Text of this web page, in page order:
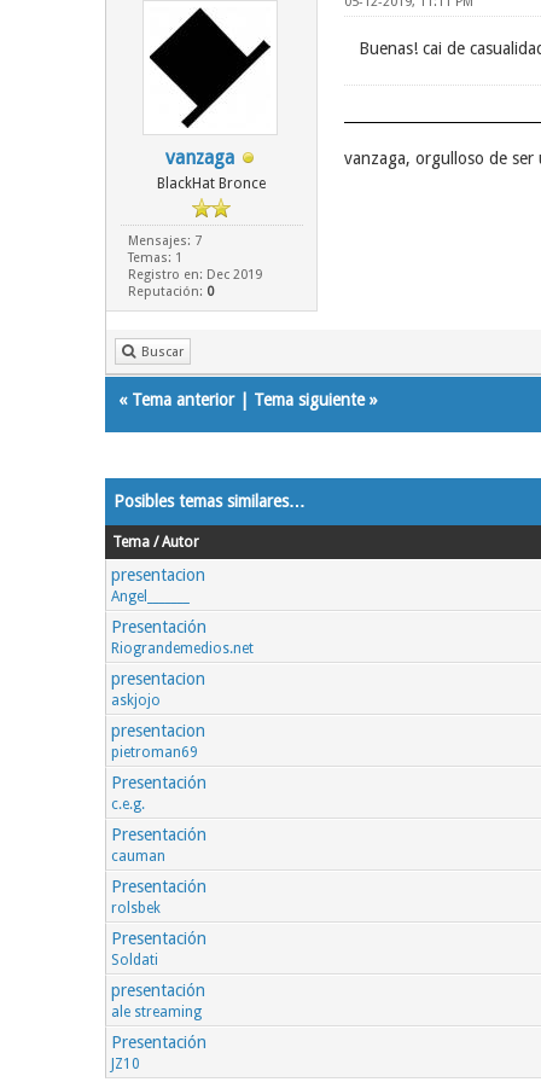
vanzaga
BlackHat Bronce
Mensajes: 7
Temas: 1
Registro en: Dec 2019
Reputación: 0
Buenas! cai de
vanzaga, orgulloso de ser
Buscar
« Tema anterior| Tema siguiente»
Posibles temas similares…
Tema / Autor
presentacion
Angel_______
Presentación
Riograndemedios.net
presentacion
askjojo
presentacion
pietroman69
Presentación
c.e.g.
Presentación
cauman
Presentación
rolsbek
Presentación
Soldati
presentación
ale streaming
Presentación
JZ10